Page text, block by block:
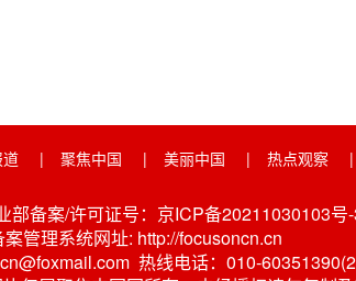
| 聚焦中国 | 美丽中国 | 热点观察 |
部备案/许可证号：京ICP备20211030103号
管理系统网址: http://focusoncn.cn
热线电话：010-